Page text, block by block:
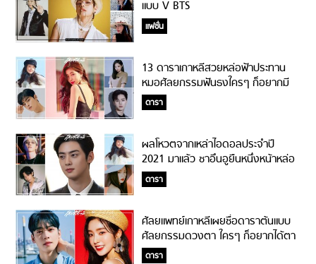
แบบ V BTS
แฟชั่น
13 ดาราเกาหลีสวยหล่อฟ้าประทาน
หมอศัลยกรรมฟันธงใครๆ ก็อยากมี
ใบหน้าแบบนี้!
ดารา
ผลโหวตจากเหล่าไอดอลประจำปี
2021 มาแล้ว ชาอึนอูยืนหนึ่งหน้าหล่อ
3 ปีซ้อน!
ดารา
ศัลยแพทย์เกาหลีเผยชื่อดาราต้นแบบ
ศัลยกรรมดวงตา ใครๆ ก็อยากได้ตา
แบบนี้!
ดารา